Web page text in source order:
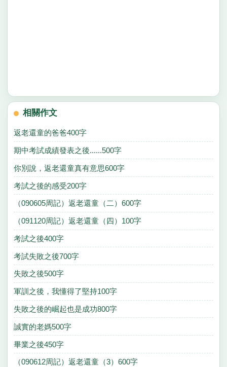
相關作文
返老還童的爸爸400字
期中考試成績發表之後......500字
你別說，返老還童真有意思600字
考試之後的感受200字
（090605周記）返老還童（二）600字
（091120周記）返老還童（四）100字
考試之後400字
考試失敗之後700字
失敗之後500字
軍訓之後，我懂得了堅持100字
失敗之後的崛起也是成功800字
誠實的老媽500字
畢業之後450字
（090612周記）返老還童（3）600字